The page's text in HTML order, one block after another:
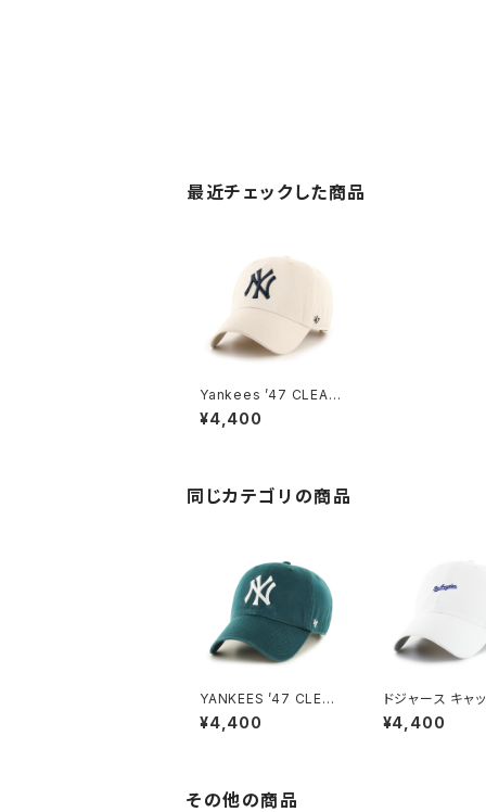
最近チェックした商品
Yankees ’47 CLEAN
UP Bone
¥4,400
同じカテゴリの商品
YANKEES ’47 CLEAN
UP PACIFIC GREEN
¥4,400
ドジャース キャ
ースランナースク
’47 クリーンナ
¥4,400
その他の商品